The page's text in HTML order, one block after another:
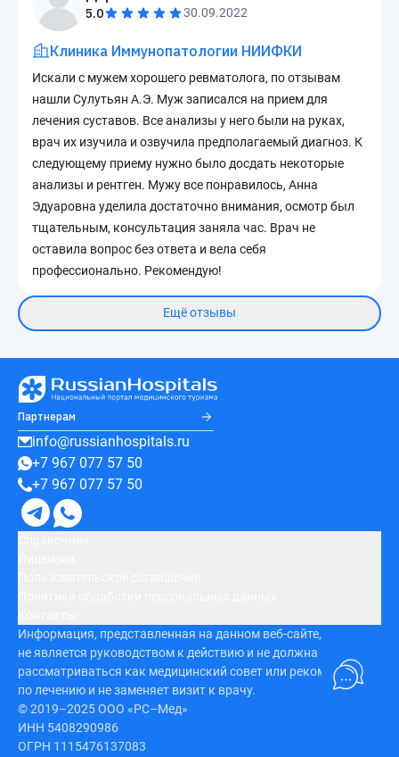
5.0 30.09.2022
Клиника Иммунопатологии НИИФКИ
Искали с мужем хорошего ревматолога, по отзывам
нашли Сулутьян А.Э. Муж записался на прием для
лечения суставов. Все анализы у него были на руках,
врач их изучила и озвучила предполагаемый диагноз. К
следующему приему нужно было досдать некоторые
анализы и рентген. Мужу все понравилось, Анна
Эдуаровна уделила достаточно внимания, осмотр был
тщательным, консультация заняла час. Врач не
оставила вопрос без ответа и вела себя
профессионально. Рекомендую!
Ещё отзывы
Партнерам
info@russianhospitals.ru
+7 967 077 57 50
+7 967 077 57 50
Информация, представленная на данном веб-сайте,
не является руководством к действию и не должна
рассматриваться как медицинский совет или рекомендация
по лечению и не заменяет визит к врачу.
© 2019–2025 ООО «РС–Мед»
ИНН 5408290986
ОГРН 1115476137083